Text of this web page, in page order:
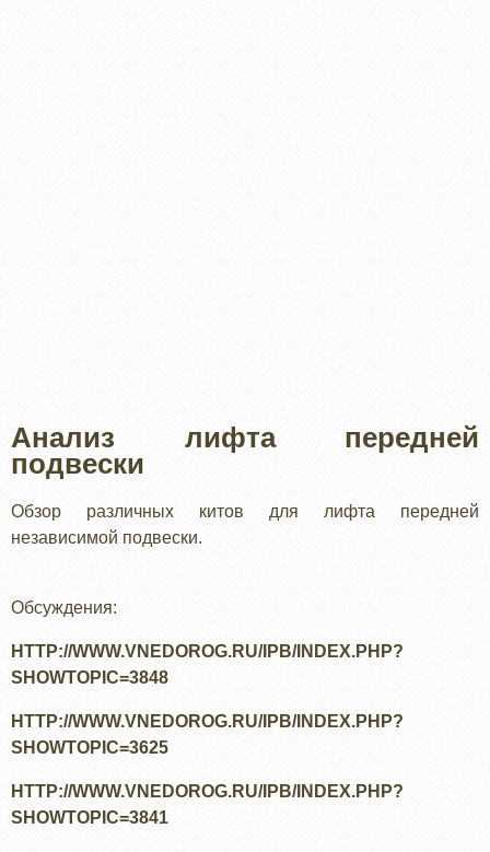
Анализ лифта передней
подвески
Обзор различных китов для лифта передней
независимой подвески.
Обсуждения:
HTTP://WWW.VNEDOROG.RU/IPB/INDEX.PHP?
SHOWTOPIC=3848
HTTP://WWW.VNEDOROG.RU/IPB/INDEX.PHP?
SHOWTOPIC=3625
HTTP://WWW.VNEDOROG.RU/IPB/INDEX.PHP?
SHOWTOPIC=3841